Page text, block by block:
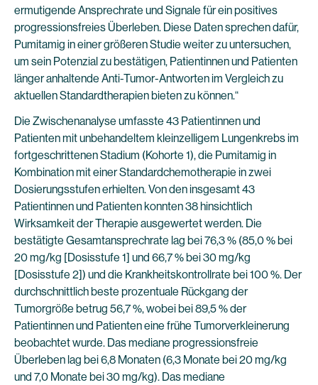
ermutigende Ansprechrate und Signale für ein positives
progressionsfreies Überleben. Diese Daten sprechen dafür,
Pumitamig in einer größeren Studie weiter zu untersuchen,
um sein Potenzial zu bestätigen, Patientinnen und Patienten
länger anhaltende Anti-Tumor-Antworten im Vergleich zu
aktuellen Standardtherapien bieten zu können.“
Die Zwischenanalyse umfasste 43 Patientinnen und
Patienten mit unbehandeltem kleinzelligem Lungenkrebs im
fortgeschrittenen Stadium (Kohorte 1), die Pumitamig in
Kombination mit einer Standardchemotherapie in zwei
Dosierungsstufen erhielten. Von den insgesamt 43
Patientinnen und Patienten konnten 38 hinsichtlich
Wirksamkeit der Therapie ausgewertet werden. Die
bestätigte Gesamtansprechrate lag bei 76,3 % (85,0 % bei
20 mg/kg [Dosisstufe 1] und 66,7 % bei 30 mg/kg
[Dosisstufe 2]) und die Krankheitskontrollrate bei 100 %. Der
durchschnittlich beste prozentuale Rückgang der
Tumorgröße betrug 56,7 %, wobei bei 89,5 % der
Patientinnen und Patienten eine frühe Tumorverkleinerung
beobachtet wurde. Das mediane progressionsfreie
Überleben lag bei 6,8 Monaten (6,3 Monate bei 20 mg/kg
und 7,0 Monate bei 30 mg/kg). Das mediane